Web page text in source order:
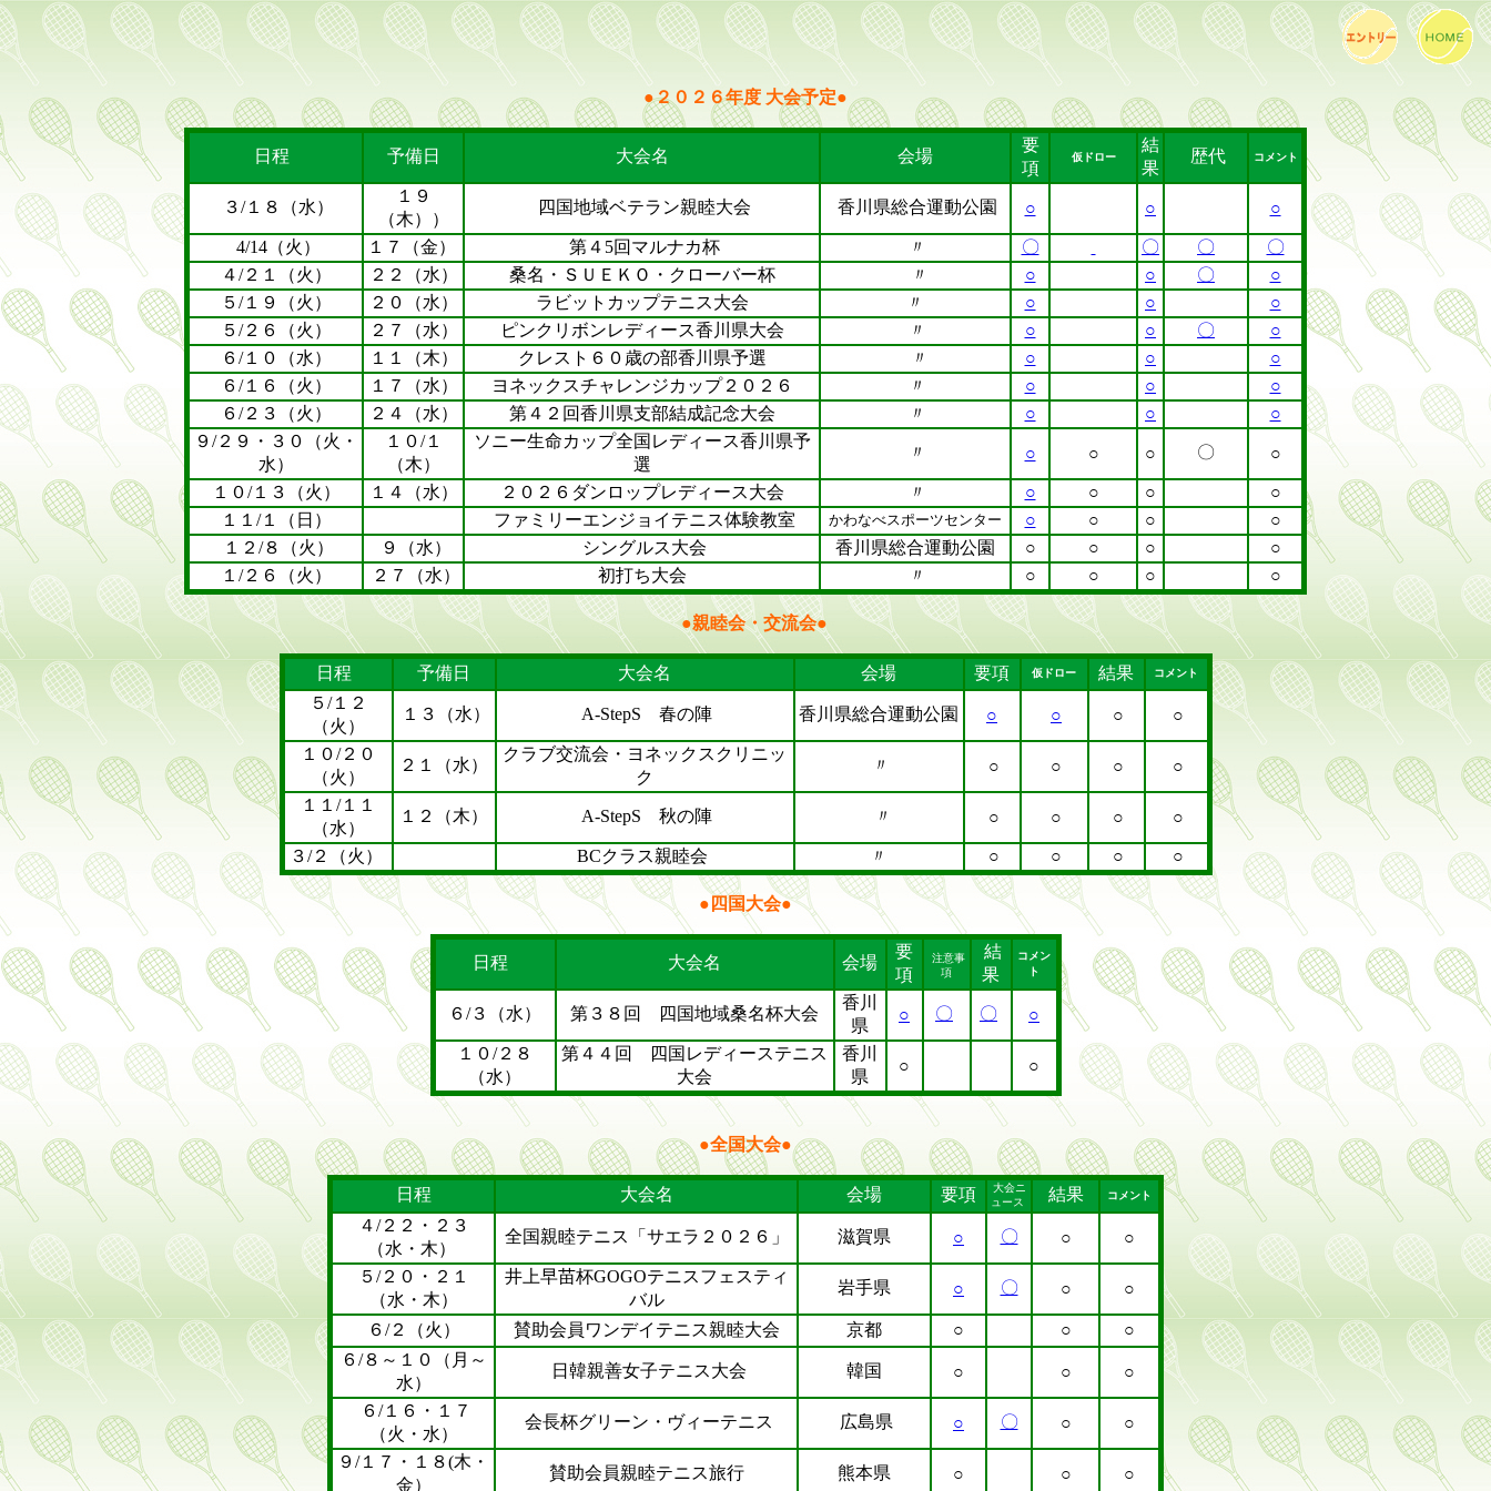
●２０２６年度 大会予定●
日程 予備日 大会名 会場
要
項
仮ドロー
結
果
歴代 コメント
３/１８（水）
１９
（木））
四国地域ベテラン親睦大会 香川県総合運動公園 ○ ○ ○
4/14（火） １７（金） 第４5回マルナカ杯 〃 〇 〇 〇
〇
４/２１（火）
２２（水） 桑名・ＳＵＥＫＯ・クローバー杯 〃 ○ ○ 〇
○
５/１９（火）
２０（水） ラビットカップテニス大会 〃 ○ ○
○
５/２６（火）
２７（水） ピンクリボンレディース香川県大会 〃 ○ ○ 〇
○
６/１０（水）
１１（木） クレスト６０歳の部香川県予選 〃 ○ ○
○
６/１６（火）
１７（水） ヨネックスチャレンジカップ２０２６ 〃 ○ ○
○
６/２３（火）
２４（水） 第４２回香川県支部結成記念大会 〃 ○ ○
○
９/２９・３０（火・
水）
１０/１
（木）
ソニー生命カップ全国レディース香川県予
選
〃 ○ ○ ○ 〇 ○
１０/１３（火） １４（水） ２０２６ダンロップレディース大会 〃 ○ ○ ○
○
１１/１（日）
ファミリーエンジョイテニス体験教室 かわなべスポーツセンター ○ ○ ○
○
１２/８（火）
９（水） シングルス大会 香川県総合運動公園 ○ ○ ○
○
１/２６（火）
２７（水） 初打ち大会 〃 ○ ○ ○ ○
●親睦会・交流会●
日程 予備日 大会名 会場 要項 仮ドロー 結果 コメント
５/１２
（火）
１３（水） A-StepS 春の陣 香川県総合運動公園 ○ ○ ○ ○
１０/２０
（火）
２１（水）
クラブ交流会・ヨネックスクリニッ
ク
〃 ○ ○ ○ ○
１１/１１
（水）
１２（木） A-StepS 秋の陣 〃 ○ ○ ○ ○
３/２（火） BCクラス親睦会 〃 ○ ○ ○ ○
● 四国大会●
日程 大会名 会場
要
項
注意事
項
結
果
コメン
ト
６/３（水） 第３８回 四国地域桑名杯大会
香川
県
○ 〇 〇 ○
１０/２８
（水）
第４４回 四国レディーステニス
大会
香川
県
○ ○
●全国大会●
日程 大会名 会場 要項
大会ニ
ュース
結果 コメント
４/２２・２３
（水・木）
全国親睦テニス「サエラ２０２６」 滋賀県 ○ 〇 ○ ○
５/２０・２１
（水・木）
井上早苗杯GOGOテニスフェスティ
バル
岩手県 ○ 〇 ○ ○
６/２（火） 賛助会員ワンデイテニス親睦大会 京都 ○ ○
○
６/８～１０（月～
水）
日韓親善女子テニス大会 韓国 ○ ○ ○
６/１６・１７
（火・水）
会長杯グリーン・ヴィーテニス 広島県 ○ 〇 ○ ○
９/１７・１８(木・
金）
賛助会員親睦テニス旅行 熊本県 ○ ○ ○